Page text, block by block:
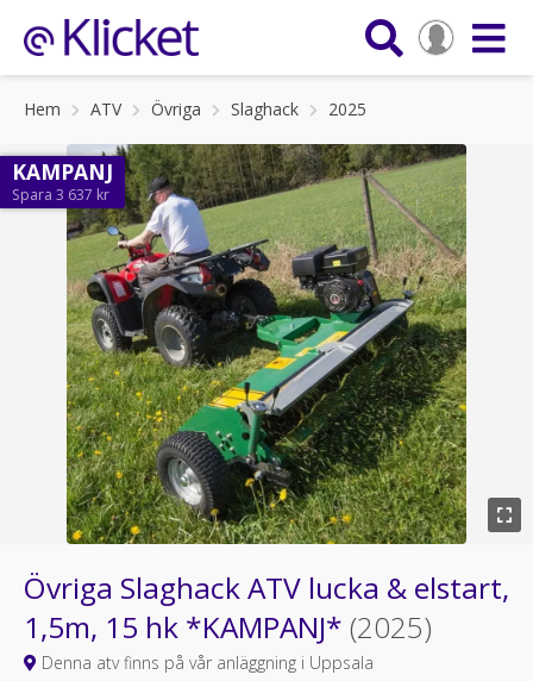
Hem ATV Övriga Slaghack 2025
KAMPANJ
Spara 3 637 kr
Övriga Slaghack ATV lucka & elstart,
1,5m, 15 hk *KAMPANJ* (2025)
Denna atv finns på vår anläggning i Uppsala